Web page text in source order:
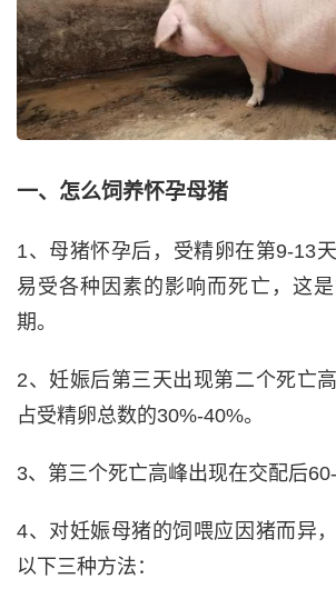
一、怎么饲养怀孕母猪
1、母猪怀孕后，受精卵在第9-13
易受各种因素的影响而死亡，这
期。
2、妊娠后第三天出现第二个死亡
占受精卵总数的30%-40%。
3、第三个死亡高峰出现在交配后60-
4、对妊娠母猪的饲喂应因猪而异
以下三种方法：